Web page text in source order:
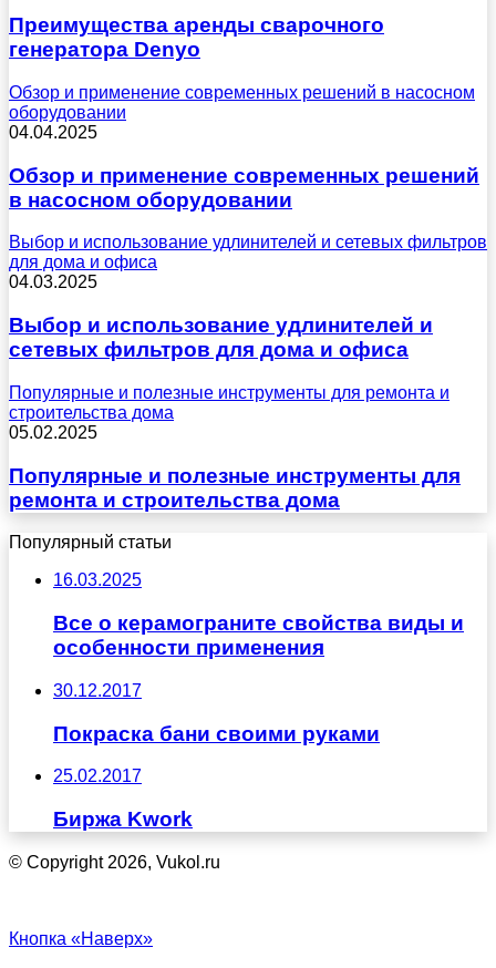
Преимущества аренды сварочного
генератора Denyo
Обзор и применение современных решений в насосном
оборудовании
04.04.2025
Обзор и применение современных решений
в насосном оборудовании
Выбор и использование удлинителей и сетевых фильтров
для дома и офиса
04.03.2025
Выбор и использование удлинителей и
сетевых фильтров для дома и офиса
Популярные и полезные инструменты для ремонта и
строительства дома
05.02.2025
Популярные и полезные инструменты для
ремонта и строительства дома
Популярный статьи
16.03.2025
Все о керамограните свойства виды и
особенности применения
30.12.2017
Покраска бани своими руками
25.02.2017
Биржа Kwork
© Copyright 2026, Vukol.ru
Кнопка «Наверх»